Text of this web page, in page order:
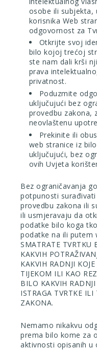
osobe ili subjekta,
korisnika Web
odgovornost za
Otkrijte svoj
bilo kojoj trećoj
ste nam dali krši
prava
privatnost.
Poduzmite
uključujući bez
provedbu zakona,
neovlaštenu
Prekinite ili
web stranice iz
uključujući, bez
ovih Uvjeta
Bez ograničavanja
potpunosti
provedbu zakona ili
ili usmjeravaju da
podatke bilo koga
podatke na ili putem
SMATRATE TVRTKU
KAKVIH
KAKVIH RADNJI
TIJEKOM ILI KAO
BILO KAKVIH
ISTRAGA TVRTKE ILI
ZAKONA.
Nemamo nikakvu
prema bilo kome za
aktivnosti opisanih u